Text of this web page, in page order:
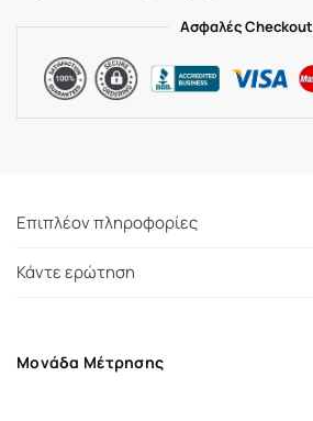
Ασφαλές Checkout
Επιπλέον πληροφορίες
Κάντε ερώτηση
Μονάδα Μέτρησης